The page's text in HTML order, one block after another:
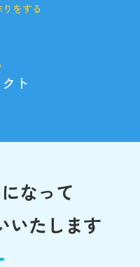
をする
ト
なって
いたします